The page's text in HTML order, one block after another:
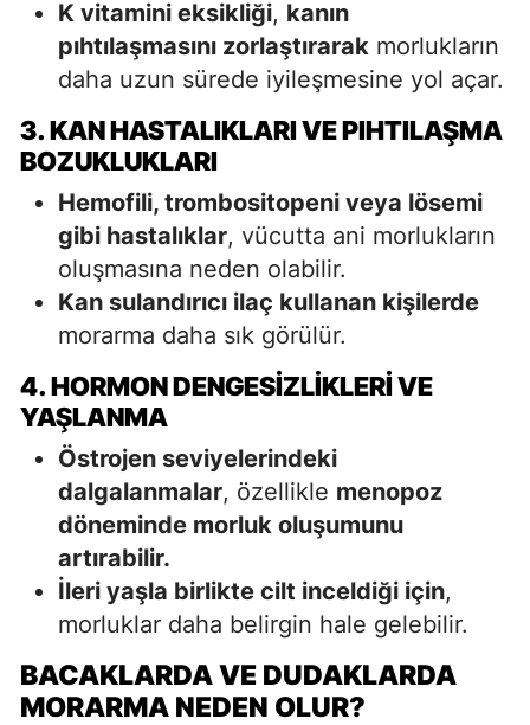
K vitamini eksikliği, kanın
pıhtılaşmasını zorlaştırarak morlukların
daha uzun sürede iyileşmesine yol açar.
3. KAN HASTALIKLARI VE PIHTILAŞMA
BOZUKLUKLARI
Hemofili, trombositopeni veya lösemi
gibi hastalıklar, vücutta ani morlukların
oluşmasına neden olabilir.
Kan sulandırıcı ilaç kullanan kişilerde
morarma daha sık görülür.
4. HORMON DENGESIZLIKLERI VE
YAŞLANMA
Östrojen seviyelerindeki
dalgalanmalar, özellikle menopoz
döneminde morluk oluşumunu
artırabilir.
İleri yaşla birlikte cilt inceldiği için,
morluklar daha belirgin hale gelebilir.
BACAKLARDA VE DUDAKLARDA
MORARMA NEDEN OLUR?